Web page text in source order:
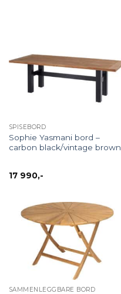
SPISEBORD
Sophie Yasmani bord –
carbon black/vintage brown
17 990,-
SAMMENLEGGBARE BORD